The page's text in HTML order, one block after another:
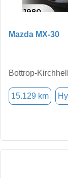
Mazda MX-30
Bottrop-
15.129 km